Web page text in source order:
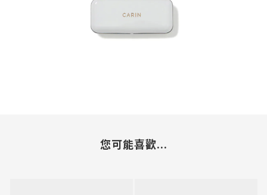
您可能喜歡...